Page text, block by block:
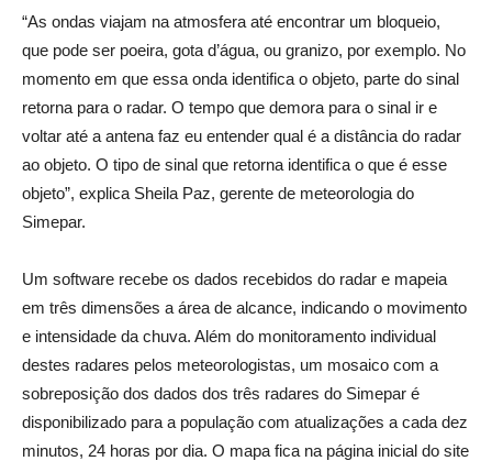
“As ondas viajam na atmosfera até encontrar um bloqueio,
que pode ser poeira, gota d’água, ou granizo, por exemplo. No
momento em que essa onda identifica o objeto, parte do sinal
retorna para o radar. O tempo que demora para o sinal ir e
voltar até a antena faz eu entender qual é a distância do radar
ao objeto. O tipo de sinal que retorna identifica o que é esse
objeto”, explica Sheila Paz, gerente de meteorologia do
Simepar.
Um software recebe os dados recebidos do radar e mapeia
em três dimensões a área de alcance, indicando o movimento
e intensidade da chuva. Além do monitoramento individual
destes radares pelos meteorologistas, um mosaico com a
sobreposição dos dados dos três radares do Simepar é
disponibilizado para a população com atualizações a cada dez
minutos, 24 horas por dia. O mapa fica na página inicial do site